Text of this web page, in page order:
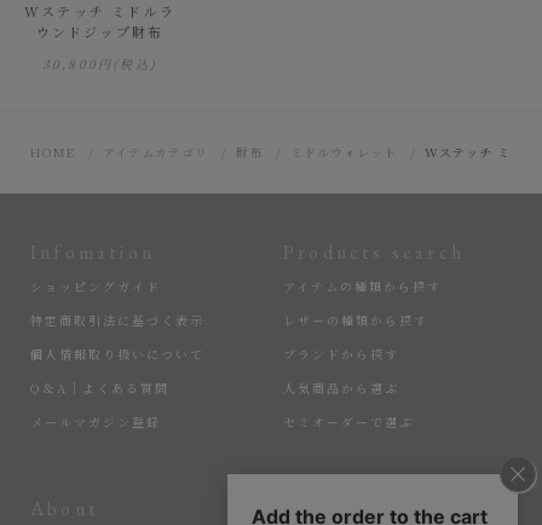
Wステッチ ミドルラ
ウンドジップ財布
30,800円(税込)
HOME アイテムカテゴリ 財布 ミドルウォレット Wステッチ ミドル
About More
Infomation
ショッピングガイド
特定商取引法に基づく表示
個人情報取り扱いについて
Q＆A｜よくある質問
メールマガジン登録
Products search
アイテムの種類から探す
レザーの種類から探す
ブランドから探す
人気商品から選ぶ
セミオーダーで選ぶ